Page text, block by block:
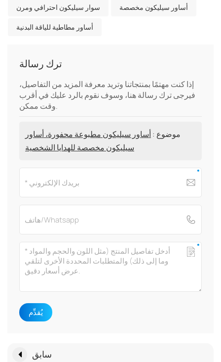
سوار سيليكون احترافي ومرن أساور سيليكون مخصصة
أساور مطاطية للياقة البدنية
ترك رسالة
إذا كنت مهتمًا بمنتجاتنا وتريد معرفة المزيد من التفاصيل،
فيرجى ترك رسالة هنا، وسوف نقوم بالرد عليك في أقرب
وقت ممكن.
موضوع :أساور سيليكون مطبوعة محفورة، أساور
سيليكون مخصصة للهدايا الشخصية
يُقدِّم
سابق